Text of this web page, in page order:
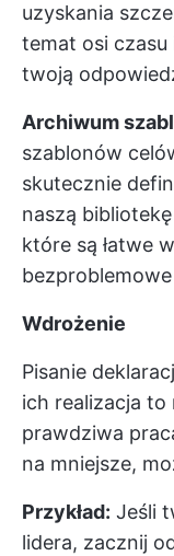
uzyskania
temat osi czasu
twoją
Archiwum
szablonów
skutecznie
naszą
które są łatwe
Wdrożenie
Pisanie
ich realizacja
prawdziwa
na mniejsze,
Przykład: Jeśli
lidera, zacznij